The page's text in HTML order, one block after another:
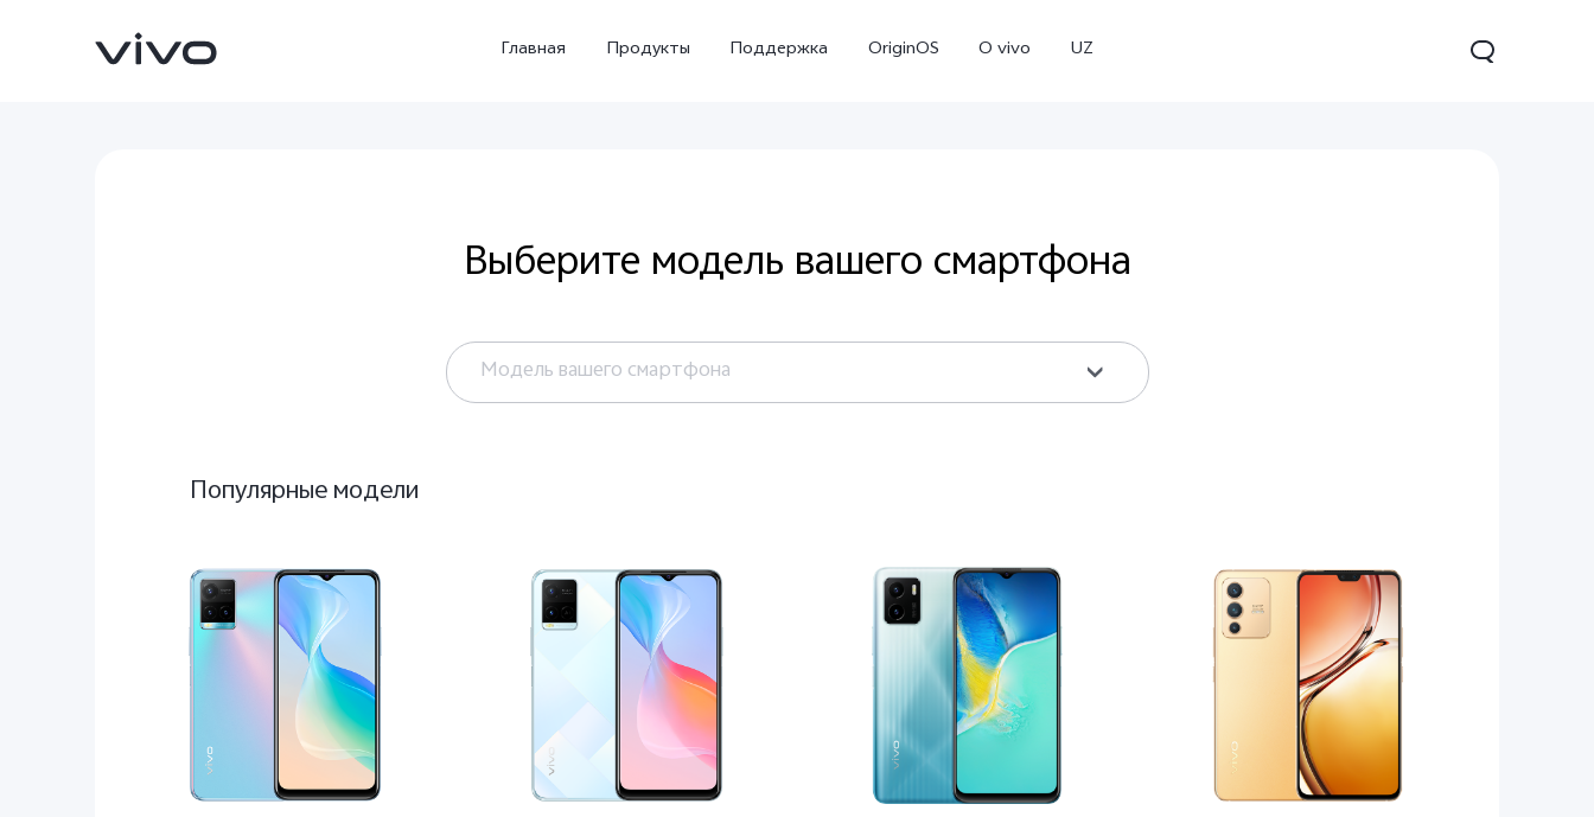
Главная Продукты Поддержка OriginOS O vivo UZ
Новинка X300 X300 FE V60 5G
Выберите модель вашего смартфона
Модель вашего смартфона
Серия V
Популярные модели